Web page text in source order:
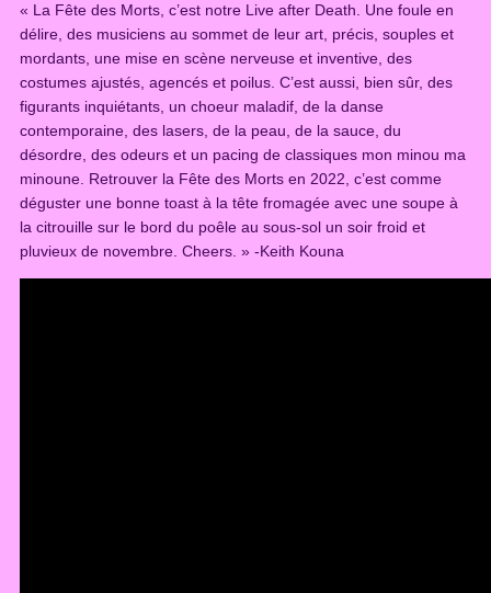
s
–
B
e
r
n
a
r
d
-
l
’
« La Fête des Morts, c’est notre Live after Death. Une foule en
délire, des musiciens au sommet de leur art, précis, souples et
mordants, une mise en scène nerveuse et inventive, des
costumes ajustés, agencés et poilus. C’est aussi, bien sûr, des
figurants inquiétants, un choeur maladif, de la danse
contemporaine, des lasers, de la peau, de la sauce, du
désordre, des odeurs et un pacing de classiques mon minou ma
minoune. Retrouver la Fête des Morts en 2022, c’est comme
déguster une bonne toast à la tête fromagée avec une soupe à
la citrouille sur le bord du poêle au sous-sol un soir froid et
pluvieux de novembre. Cheers. » -Keith Kouna